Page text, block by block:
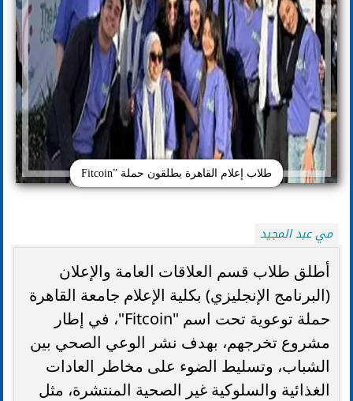
طلاب إعلام القاهرة يطلقون حملة ”Fitcoin
مي عبد المجيد
أطلق طلاب قسم العلاقات العامة والإعلان
(البرنامج الإنجليزي) بكلية الإعلام جامعة القاهرة
حملة توعوية تحت اسم "Fitcoin"، في إطار
مشروع تخرجهم، بهدف نشر الوعي الصحي بين
الشباب، وتسليط الضوء على مخاطر العادات
الغذائية والسلوكية غير الصحية المنتشرة، مثل